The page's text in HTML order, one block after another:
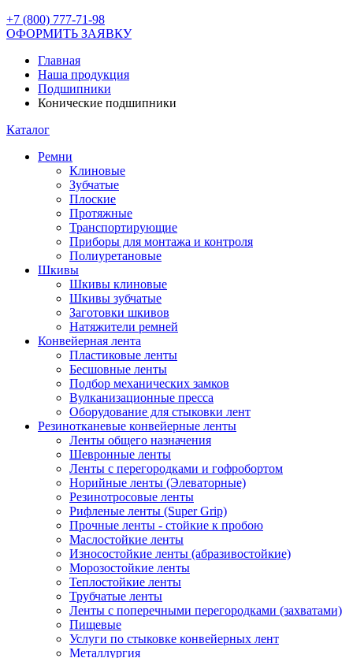
+7 (800) 777-71-98
ОФОРМИТЬ ЗАЯВКУ
Главная
Наша продукция
Подшипники
Конические подшипники
Каталог
Ремни
Клиновые
Зубчатые
Плоские
Протяжные
Транспортирующие
Приборы для монтажа и контроля
Полиуретановые
Шкивы
Шкивы клиновые
Шкивы зубчатые
Заготовки шкивов
Натяжители ремней
Конвейерная лента
Пластиковые ленты
Бесшовные ленты
Подбор механических замков
Вулканизационные пресса
Оборудование для стыковки лент
Резинотканевые конвейерные ленты
Ленты общего назначения
Шевронные ленты
Ленты с перегородками и гофробортом
Норийные ленты (Элеваторные)
Резинотросовые ленты
Рифленые ленты (Super Grip)
Прочные ленты - стойкие к пробою
Маслостойкие ленты
Износостойкие ленты (абразивостойкие)
Морозостойкие ленты
Теплостойкие ленты
Трубчатые ленты
Ленты с поперечными перегородками (захватами)
Пищевые
Услуги по стыковке конвейерных лент
Металлургия